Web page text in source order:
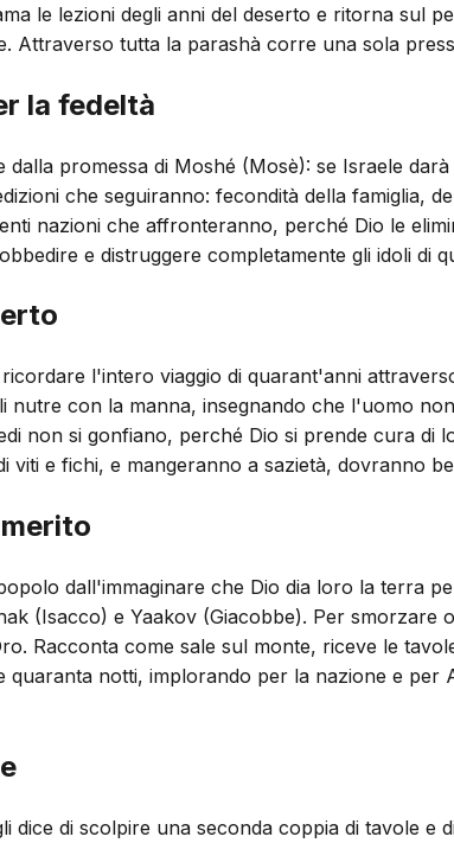
le lezioni degli anni del deserto e ritorna sul
Attraverso tutta la parashà corre una sola
la fedeltà
dalla promessa di Moshé (Mosè): se Israele
che seguiranno: fecondità della famiglia,
nazioni che affronteranno, perché Dio le
e distruggere completamente gli idoli di
l'intero viaggio di quarant'anni
nutre con la manna, insegnando che l'uomo
non si gonfiano, perché Dio si prende cura
viti e fichi, e mangeranno a sazietà, dovranno
dall'immaginare che Dio dia loro la terra
(Isacco) e Yaakov (Giacobbe). Per
Racconta come sale sul monte, riceve le
quaranta notti, implorando per la nazione e
dice di scolpire una seconda coppia di tavole